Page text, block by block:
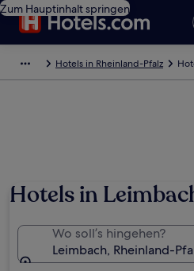
Zum Hauptinhalt springen
Hotels in Rheinland-Pfalz
Hotels in
Wo soll’s hingehen?
Leimbach, Rheinland-